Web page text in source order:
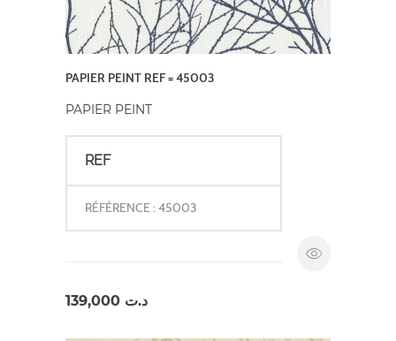
PAPIER PEINT REF = 45003
PAPIER PEINT
REF
RÉFÉRENCE : 45003
د.ت